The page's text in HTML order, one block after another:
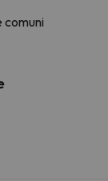
comuni